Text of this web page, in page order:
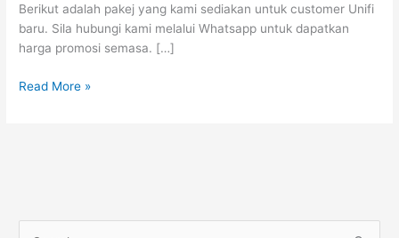
Berikut adalah pakej yang kami sediakan untuk customer Unifi
baru. Sila hubungi kami melalui Whatsapp untuk dapatkan
harga promosi semasa. […]
Read More »